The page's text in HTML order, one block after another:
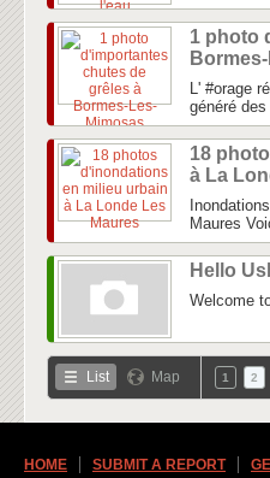
1 photo
L' #orage
généré
18
à La
Maures
Hello
Welcome
List Map 1 2
HOME SUBMIT A REPORT